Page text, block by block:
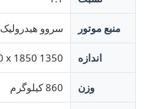
همه موارد
درخواست نقل قول
منبع موتور سروو هیدرولیک
اندازه 1350 x 1030 x 1850 میلی متر
وزن 860 کیلوگرم